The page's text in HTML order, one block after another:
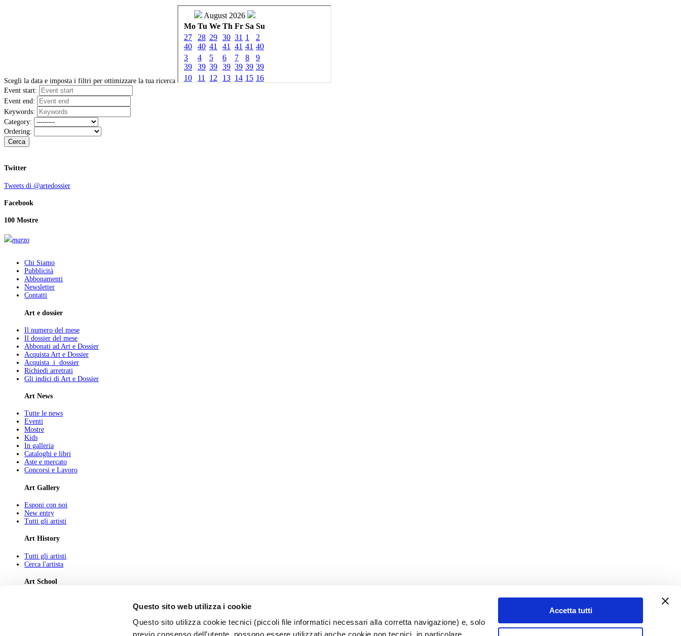
Questo sito web utilizza i cookie
Questo sito utilizza cookie tecnici (piccoli file informatici necessari alla corretta navigazione) e, solo
Accetta tutti
Scegli la data e imposta i filtri per ottimizzare la tua ricerca
Event start:
Event end:
Keywords:
Category:
Ordering:
Cerca
Twitter
Tweets di @artedossier
Facebook
100 Mostre
marzo
Chi Siamo
Pubblicità
Abbonamenti
Newsletter
Contatti
Art e dossier
Il numero del mese
Il dossier del mese
Abbonati ad Art e Dossier
Acquista Art e Dossier
Acquista i dossier
Richiedi arretrati
Gli indici di Art e Dossier
Art News
Tutte le news
Eventi
Mostre
Kids
In galleria
Cataloghi e libri
Aste e mercato
Concorsi e Lavoro
Art Gallery
Esponi con noi
New entry
Tutti gli artisti
Art History
Tutti gli artisti
Cerca l'artista
Art School